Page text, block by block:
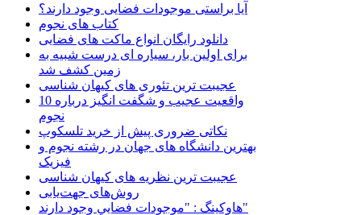
آیا براستی موجودات فضایی وجود دارند؟
کتاب های نجوم
دانلود رایگان انواع ماکت های فضایی
برای اولین بار، سیاره ای درست شبیه به
زمین کشف شد
عجیبت ترین تئوری های کیهان شناسی
10 واقعیت عجیب و شگفت انگیز درباره
نجوم
نکاتی ضروری پیش از خرید تلسکوپ
بهترین دانشگاه های جهان در رشته نجوم و
فیزیک
عجیبت ترین نظریه های کیهان شناسی
روش‌های جهت‌یابی
هاوكينگ : "موجودات فضايي وجود دارند"